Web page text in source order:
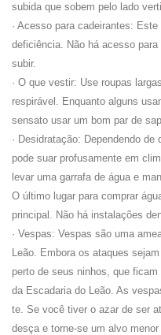
subida que sobem pelo lado
· Acesso para cadeirantes:
deficiência. Não há acesso
subir.
· O que vestir: Use roupas
respirável. Enquanto alguns
sensato usar um bom par de
· Desidratação: Dependendo
pode suar profusamente em
levar uma garrafa de água e
O último lugar para comprar
principal. Não há instalações
· Vespas: Vespas são uma
Leão. Embora os ataques
perto de seus ninhos, que
da Escadaria do Leão. As
te. Se você tiver o azar de ser
desça e torne-se um alvo